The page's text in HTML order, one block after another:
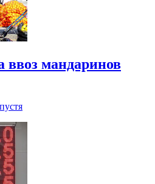
ввоз мандаринов